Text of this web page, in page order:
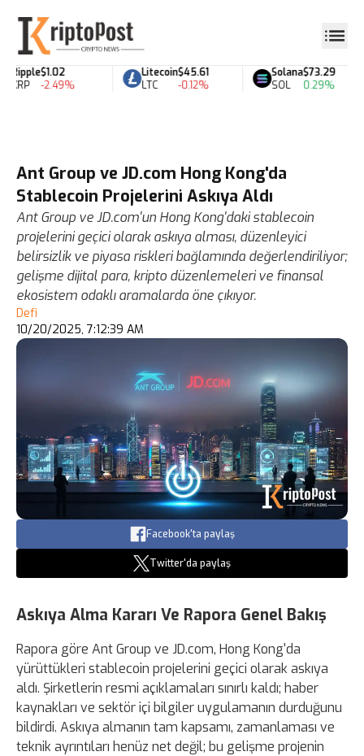
Ripple
XRP
$1.02
-2.49%
Litecoin
LTC
$45.61
-0.12%
Solana
SOL
$73.29
0.29%
Ant Group ve JD.com Hong Kong'da
Stablecoin Projelerini Askıya Aldı
Ant Group ve JD.com'un Hong Kong'daki stablecoin
projelerini geçici olarak askıya alması, düzenleyici
belirsizlik ve piyasa riskleri bağlamında değerlendiriliyor;
gelişme dijital para, kripto düzenlemeleri ve finansal
ekosistem odaklı aramalarda öne çıkıyor.
Defi
10/20/2025, 7:12:39 AM
Facebook'ta paylaş
Twitter'da paylaş
Askıya Alma Kararı Ve Rapora Genel Bakış
Rapora göre Ant Group ve JD.com, Hong Kong'da
yürüttükleri stablecoin projelerini geçici olarak askıya
aldı. Şirketlerin resmi açıklamaları sınırlı kaldı; haber
kaynakları ve sektör içi bilgiler uygulamanın durduğunu
bildirdi. Askıya almanın tam kapsamı, zamanlaması ve
teknik ayrıntıları henüz net değil; bu gelişme projenin